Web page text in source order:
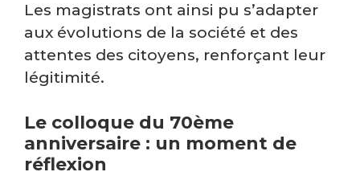
Les magistrats ont ainsi pu s’adapter
aux évolutions de la société et des
attentes des citoyens, renforçant leur
légitimité.
Le colloque du 70ème
anniversaire : un moment de
réflexion